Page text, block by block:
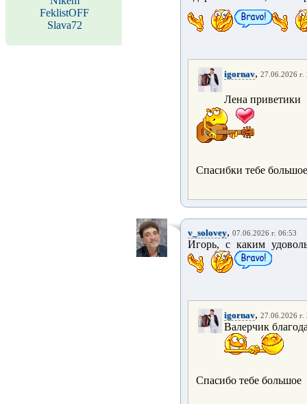
FeklistOFF
Slava72
igornav, 27.06.2026 г.
Лена приветики
Спасибки тебе
v_solovey, 07.06.2026 г. 06:53
Игорь, с каким
igornav, 27.06.2026 г.
Валерчик
Спасибо тебе большое